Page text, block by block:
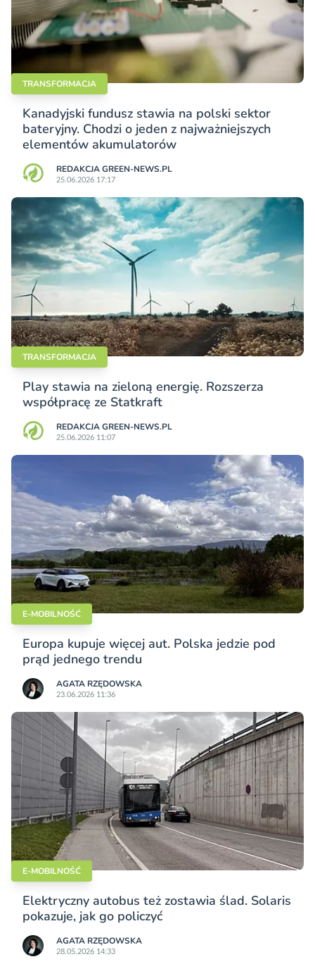
TRANSFORMACJA
Kanadyjski fundusz stawia na polski sektor
bateryjny. Chodzi o jeden z najważniejszych
elementów akumulatorów
REDAKCJA GREEN-NEWS.PL
25.06.2026 17:17
TRANSFORMACJA
Play stawia na zieloną energię. Rozszerza
współpracę ze Statkraft
REDAKCJA GREEN-NEWS.PL
25.06.2026 11:07
E-MOBILNOŚĆ
Europa kupuje więcej aut. Polska jedzie pod
prąd jednego trendu
AGATA RZĘDOWSKA
23.06.2026 11:36
E-MOBILNOŚĆ
Elektryczny autobus też zostawia ślad. Solaris
pokazuje, jak go policzyć
AGATA RZĘDOWSKA
28.05.2026 14:33